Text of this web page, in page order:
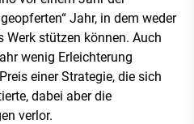
Jahr, in dem weder
stützen können. Auch
wenig Erleichterung
einer Strategie, die sich
dabei aber die
verlor.